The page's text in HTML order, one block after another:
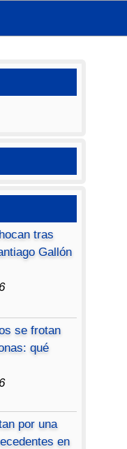
tras
Gallón
se frotan
qué
por una
en